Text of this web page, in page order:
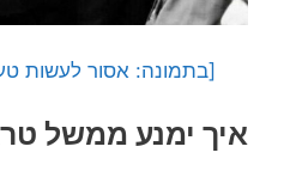
[בתמונה: אסור לעשות
איך ימנע ממשל